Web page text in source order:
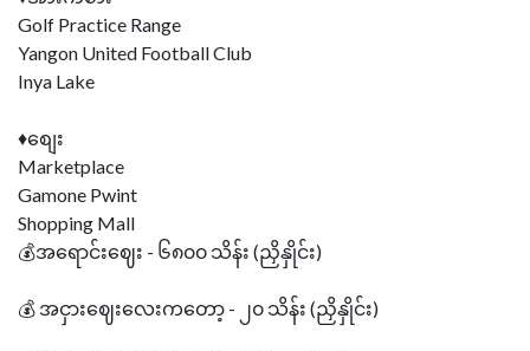
Golf Practice Range
Yangon United Football Club
Inya Lake
♦စျေး
Marketplace
Gamone Pwint
Shopping Mall
💰အရောင်းဈေး - ၆၈၀၀ သိန်း (ညှိနှိုင်း)
💰 အငှားဈေးလေးကတော့ - ၂၀ သိန်း (ညှိနှိုင်း)